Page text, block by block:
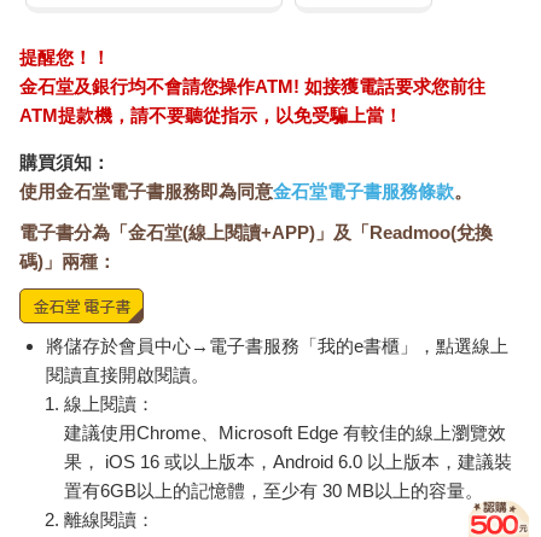
提醒您！！
金石堂及銀行均不會請您操作ATM! 如接獲電話要求您前往
ATM提款機，請不要聽從指示，以免受騙上當！
購買須知：
使用金石堂電子書服務即為同意金石堂電子書服務條款。
電子書分為「金石堂(線上閱讀+APP)」及「Readmoo(兌換
碼)」兩種：
將儲存於會員中心→電子書服務「我的e書櫃」，點選線上
閱讀直接開啟閱讀。
線上閱讀：
建議使用Chrome、Microsoft Edge 有較佳的線上瀏覽效
果， iOS 16 或以上版本，Android 6.0 以上版本，建議裝
置有6GB以上的記憶體，至少有 30 MB以上的容量。
離線閱讀：